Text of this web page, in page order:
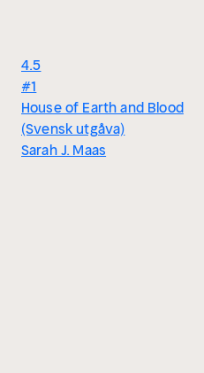
4.5
#1
House of Earth and Blood
(Svensk utgåva)
Sarah J. Maas